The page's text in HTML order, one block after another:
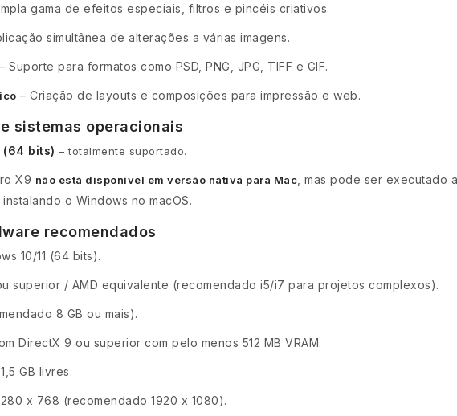
gama de efeitos especiais, filtros e pincéis criativos.
simultânea de alterações a várias imagens.
– Suporte para formatos como PSD, PNG, JPG, TIFF e GIF.
– Criação de layouts e composições para impressão e web.
sistemas operacionais
(64 bits) – totalmente suportado.
X9 não está disponível em versão nativa para Mac , mas pode ser executado
, instalando o Windows no macOS.
recomendados
10/11 (64 bits).
superior / AMD equivalente (recomendado i5/i7 para projetos complexos).
8 GB ou mais).
DirectX 9 ou superior com pelo menos 512 MB VRAM.
GB livres.
x 768 (recomendado 1920 x 1080).